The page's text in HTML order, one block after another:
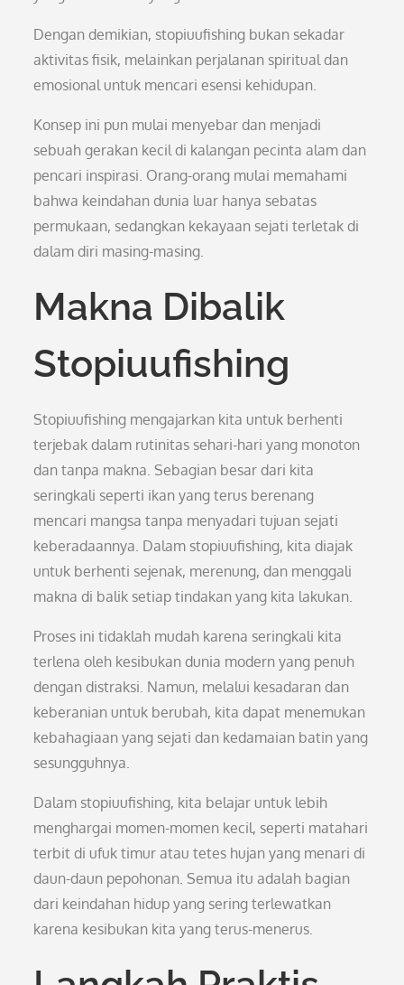
Dengan demikian, stopiuufishing bukan sekadar
aktivitas fisik, melainkan perjalanan spiritual dan
emosional untuk mencari esensi kehidupan.
Konsep ini pun mulai menyebar dan menjadi
sebuah gerakan kecil di kalangan pecinta alam dan
pencari inspirasi. Orang-orang mulai memahami
bahwa keindahan dunia luar hanya sebatas
permukaan, sedangkan kekayaan sejati terletak di
dalam diri masing-masing.
Makna Dibalik
Stopiuufishing
Stopiuufishing mengajarkan kita untuk berhenti
terjebak dalam rutinitas sehari-hari yang monoton
dan tanpa makna. Sebagian besar dari kita
seringkali seperti ikan yang terus berenang
mencari mangsa tanpa menyadari tujuan sejati
keberadaannya. Dalam stopiuufishing, kita diajak
untuk berhenti sejenak, merenung, dan menggali
makna di balik setiap tindakan yang kita lakukan.
Proses ini tidaklah mudah karena seringkali kita
terlena oleh kesibukan dunia modern yang penuh
dengan distraksi. Namun, melalui kesadaran dan
keberanian untuk berubah, kita dapat menemukan
kebahagiaan yang sejati dan kedamaian batin yang
sesungguhnya.
Dalam stopiuufishing, kita belajar untuk lebih
menghargai momen-momen kecil, seperti matahari
terbit di ufuk timur atau tetes hujan yang menari di
daun-daun pepohonan. Semua itu adalah bagian
dari keindahan hidup yang sering terlewatkan
karena kesibukan kita yang terus-menerus.